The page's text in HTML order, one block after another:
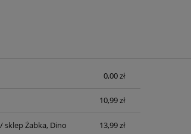
zawiera ewentualnych kosztów0,00 zł
10,99 zł
sklep Żabka, Dino 13,99 zł